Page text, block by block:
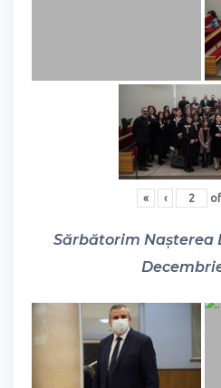
« ‹ of
Sărbătorim Nașterea